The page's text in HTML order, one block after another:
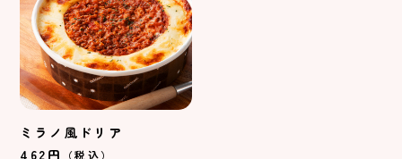
ミラノ風ドリア
462円
（税込）